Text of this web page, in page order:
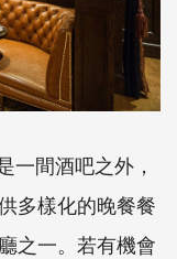
一間酒吧之外，
多樣化的晚餐餐
之一。若有機會